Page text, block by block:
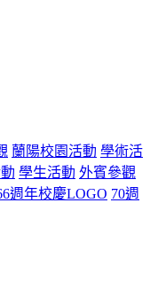
蘭陽校園活動 學術活
學生活動 外賓參觀
週年校慶LOGO 70週